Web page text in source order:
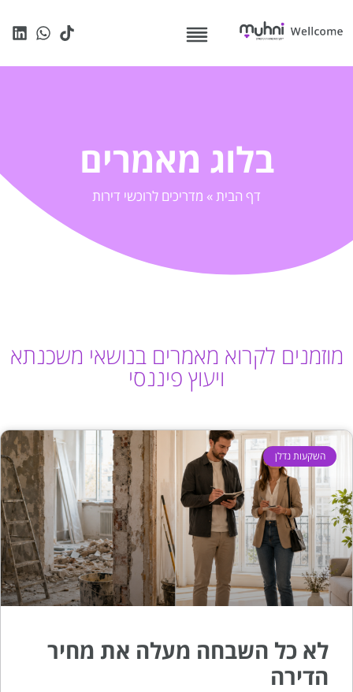
בלוג מאמרים
דף הבית» מדריכים לרוכשי דירות
מוזמנים לקרוא מאמרים בנושאי משכנתא
ויעוץ פיננסי
השקעות נדלן
לא כל השבחה מעלה את מחיר
הדירה